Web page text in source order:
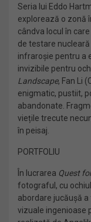
Seria lui Eddo
explorează o zonă
cândva locul în
de testare
infraroșie pentru a
invizibile pentru
Landscape, Fan Li
enigmatic, pustiit,
abandonate.
viețile trecute
în peisaj.
PORTFOLIU
În lucrarea Quest
fotograful, cu
abordare jucăușă
vizuale ingenioase